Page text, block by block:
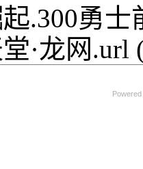
.300勇
·龙网.url